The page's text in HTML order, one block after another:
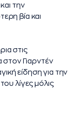
την
βία και
στις
στον Γιαρντέν
είδηση για την
λίγες μόλις